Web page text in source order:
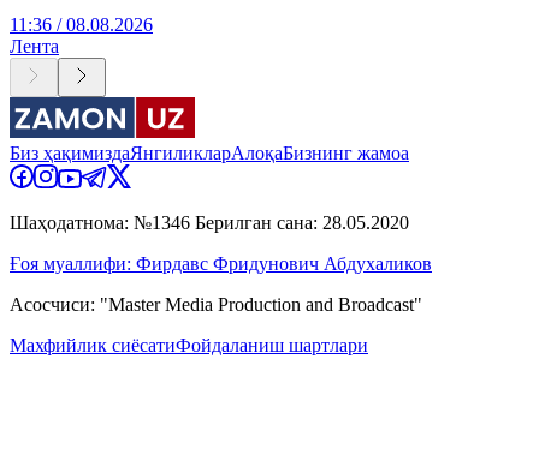
11:36 / 08.08.2026
Лента
Биз ҳақимиздаЯнгиликларАлоқаБизнинг жамоа
Шаҳодатнома: №1346 Берилган сана: 28.05.2020
Ғоя муаллифи: Фирдавс Фридунович Абдухаликов
Асосчиси: "Master Media Production and Broadcast"
Махфийлик сиёсатиФойдаланиш шартлари